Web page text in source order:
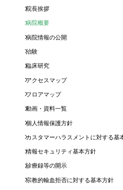
院長挨拶
病院概要
病院情報の公開
治験
臨床研究
アクセスマップ
フロアマップ
動画・資料一覧
個人情報保護方針
カスタマーハラスメントに対する基
情報セキュリティ基本方針
診療録等の開示
宗教的輸血拒否に対する基本方針